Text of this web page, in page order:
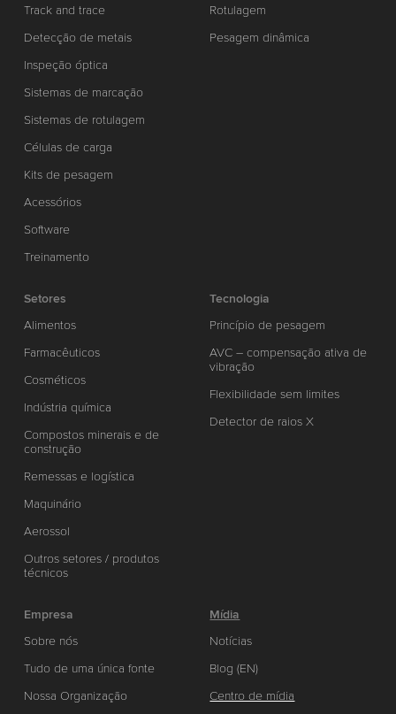
Track and trace
Detecção de metais
Inspeção óptica
Sistemas de marcação
Sistemas de rotulagem
Células de carga
Kits de pesagem
Acessórios
Software
Treinamento
Rotulagem
Pesagem dinâmica
Setores
Alimentos
Farmacêuticos
Cosméticos
Indústria química
Compostos minerais e de
construção
Remessas e logística
Maquinário
Aerossol
Outros setores / produtos
técnicos
Tecnologia
Princípio de pesagem
AVC – compensação ativa de
vibração
Flexibilidade sem limites
Detector de raios X
Empresa
Sobre nós
Tudo de uma única fonte
Nossa Organização
Mídia
Notícias
Blog (EN)
Centro de mídia